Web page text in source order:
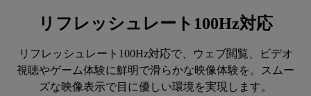
リフレッシュレート100Hz対応
リフレッシュレート100Hz対応で、ウェブ閲覧、ビデオ
視聴やゲーム体験に鮮明で滑らかな映像体験を。スムー
ズな映像表示で目に優しい環境を実現します。